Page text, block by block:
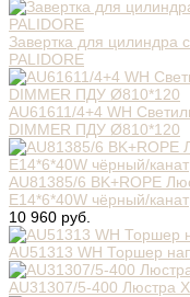
Завертка для цилиндра
PALIDORE
AU61611/4+4 WH
DIMMER ПДУ Ø810*120
AU81385/6 BK+ROPE
E14*6*40W чёрный/канат
10 960 руб.
AU51313 WH Торшер
AU31307/5-400 Люстра